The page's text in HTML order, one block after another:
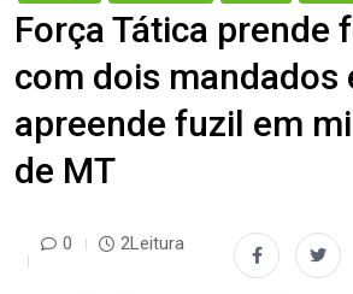
Força Tática prende
com dois mandados
apreende fuzil em
de MT
0 2Leitura